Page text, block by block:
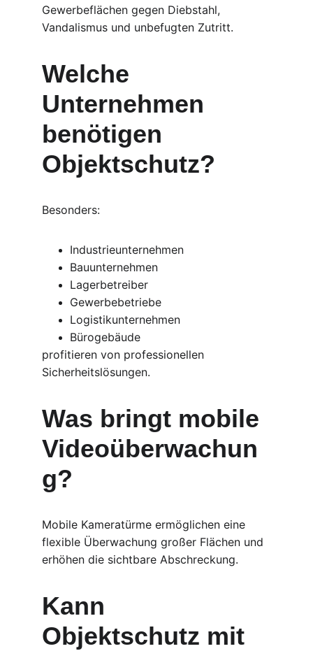
Gewerbeflächen gegen Diebstahl,
Vandalismus und unbefugten Zutritt.
Welche
Unternehmen
benötigen
Objektschutz?
Besonders:
Industrieunternehmen
Bauunternehmen
Lagerbetreiber
Gewerbebetriebe
Logistikunternehmen
Bürogebäude
profitieren von professionellen
Sicherheitslösungen.
Was bringt mobile
Videoüberwachun
g?
Mobile Kameratürme ermöglichen eine
flexible Überwachung großer Flächen und
erhöhen die sichtbare Abschreckung.
Kann
Objektschutz mit